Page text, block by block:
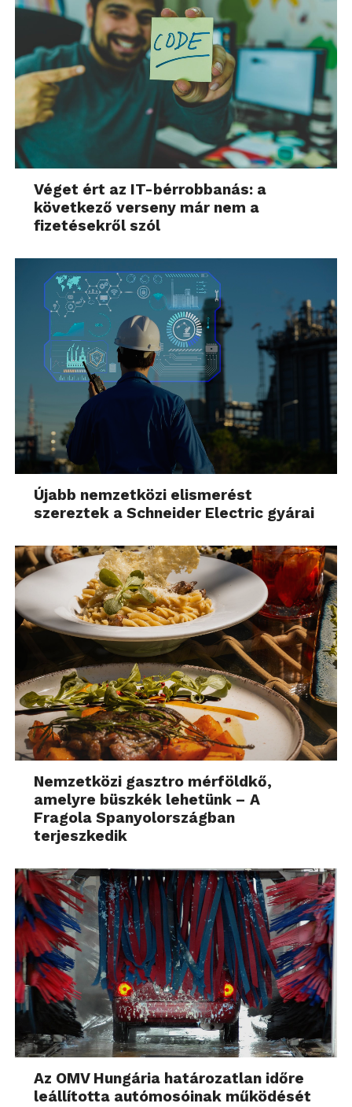
Véget ért az IT-bérrobbanás: a
következő verseny már nem a
fizetésekről szól
Újabb nemzetközi elismerést
szereztek a Schneider Electric gyárai
Nemzetközi gasztro mérföldkő,
amelyre büszkék lehetünk – A
Fragola Spanyolországban
terjeszkedik
Az OMV Hungária határozatlan időre
leállította autómosóinak működését